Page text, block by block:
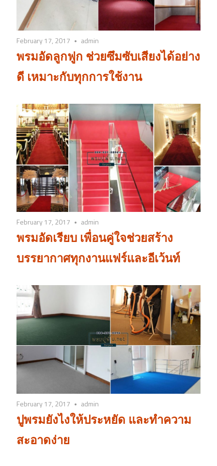
February 17, 2017 admin
พรมอัดลูกฟูก ช่วยซึมซับเสียงได้อย่าง
ดี เหมาะกับทุกการใช้งาน
February 17, 2017 admin
พรมอัดเรียบ เพื่อนคู่ใจช่วยสร้าง
บรรยากาศทุกงานแฟร์และอีเว้นท์
February 17, 2017 admin
ปูพรมยังไงให้ประหยัด และทำความ
สะอาดง่าย